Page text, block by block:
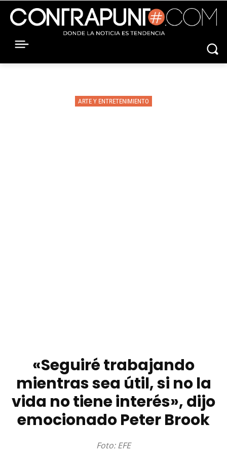
ARTE Y ENTRETENIMIENTO
«Seguiré trabajando
mientras sea útil, si no la
vida no tiene interés», dijo
emocionado Peter Brook
Foto: EFE